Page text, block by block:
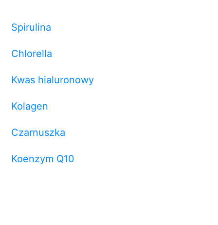
Spirulina
Chlorella
Kwas hialuronowy
Kolagen
Czarnuszka
Koenzym Q10